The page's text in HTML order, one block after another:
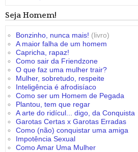
Seja Homem!
Bonzinho, nunca mais! (livro)
A maior falha de um homem
Capricha, rapaz!
Como sair da Friendzone
O que faz uma mulher trair?
Mulher, sobretudo, respeite
Inteligência é afrodisíaco
Como ser um Homem de Pegada
Plantou, tem que regar
A arte do ridícul... digo, da Conquista
Garotas Certas x Garotas Erradas
Como (não) conquistar uma amiga
Impotência Sexual
Como Amar Uma Mulher